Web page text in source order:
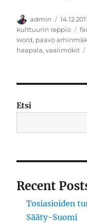
Kirjoittaja
admin
kulttuurin rappio
word, paavo
haapala,vaalimökit
Etsi
Recent
Tosiasioiden
Sääty-Suomi